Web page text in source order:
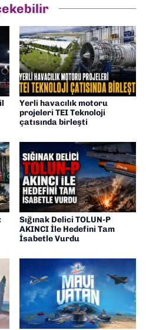
dünyasına dair
paylaşıyorum. Takipte kalın!
Yerli havacılık motoru
projeleri TEI Teknoloji
çatısında birleşti
Sığınak Delici TOLUN-P
AKINCI İle Hedefini Tam
İsabetle Vurdu